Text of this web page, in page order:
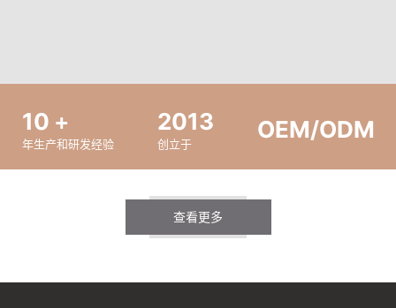
10 +
年生产和研发经验
2013
创立于
OEM/ODM
查看更多